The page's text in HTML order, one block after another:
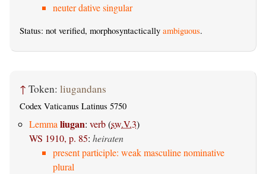
neuter dative singular
Status: not verified, morphosyntactically ambiguous.
↑ Token: liugandans
Codex Vaticanus Latinus 5750
Lemmaliugan: verb(sw.V.3)
WS 1910, p. 85: heiraten
present participle: weak masculine nominative
plural